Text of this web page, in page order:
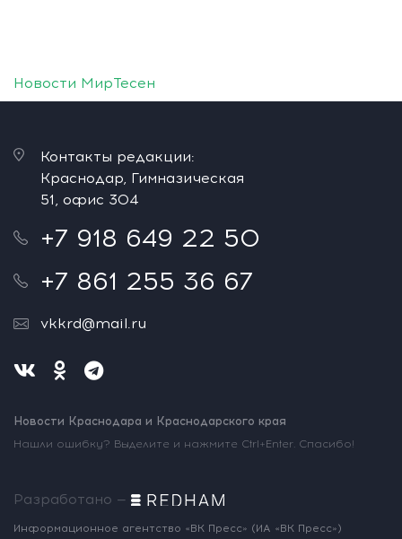
Новости МирТесен
Контакты редакции:
Краснодар, Гимназическая
51, офис 304
+7 918 649 22 50
+7 861 255 36 67
vkkrd@mail.ru
Новости Краснодара и Краснодарского края
Нашли ошибку? Выделите и нажмите Ctrl+Enter. Спасибо!
Разработано —
Информационное агентство «ВК Пресс» (ИА «ВК Пресс»)